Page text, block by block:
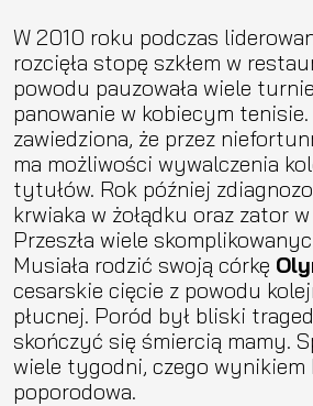
W 2010 roku podczas
rozcięła stopę szkłem w
powodu pauzowała wiele
panowanie w kobiecym tenisie.
zawiedziona, że przez
ma możliwości wywalczenia
tytułów. Rok później
krwiaka w żołądku oraz zator w
Przeszła wiele
Musiała rodzić swoją córkę
cesarskie cięcie z powodu
płucnej. Poród był bliski
skończyć się śmiercią mamy.
wiele tygodni, czego wynikiem
poporodowa.